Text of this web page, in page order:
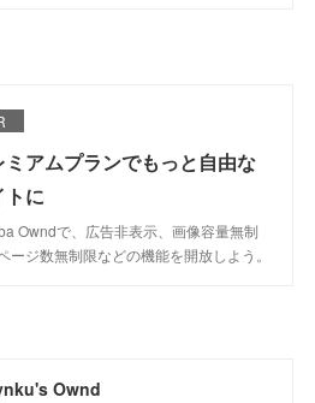
ミアムプランでもっと自由な
トに
Owndで、広告非表示、画像容量無制
ージ数無制限などの機能を開放しよう。
Ownd